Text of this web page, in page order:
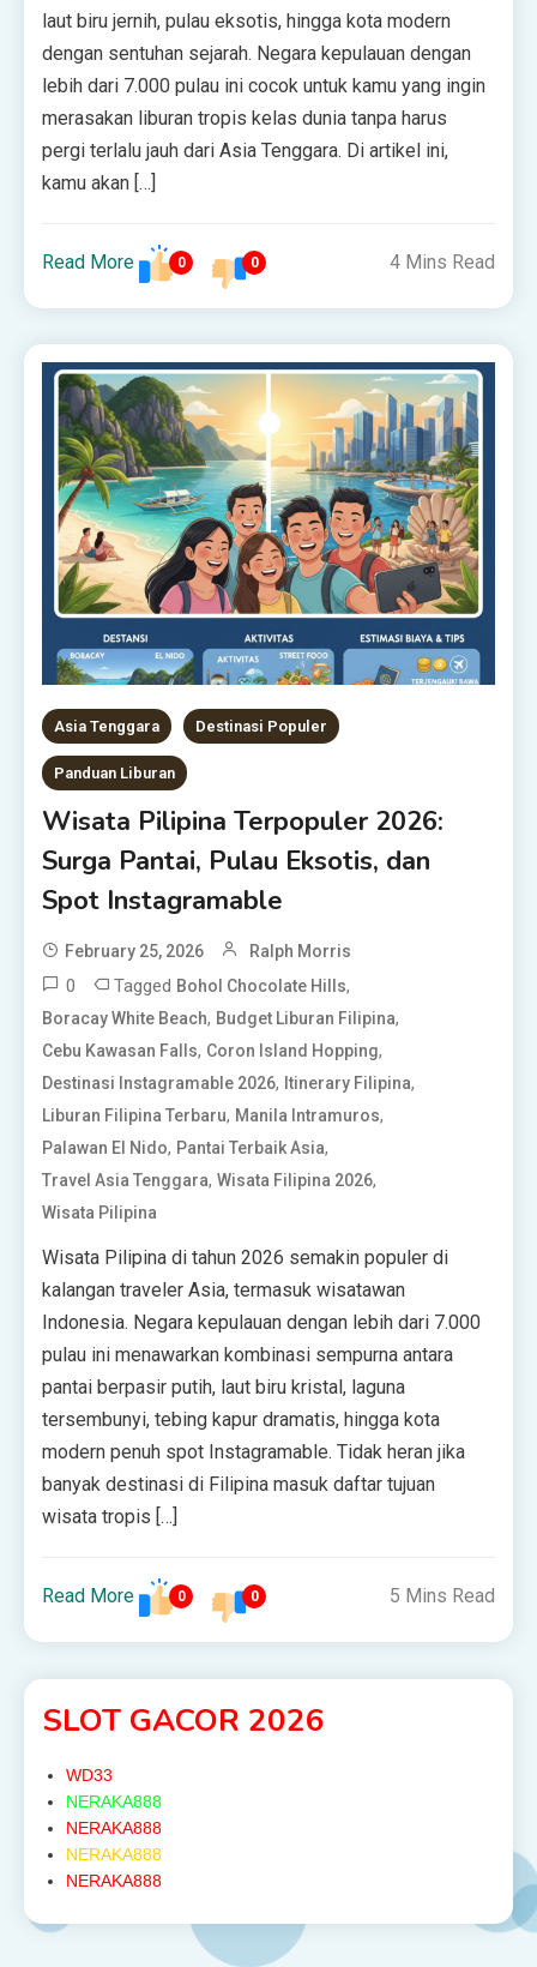
laut biru jernih, pulau eksotis, hingga kota modern
dengan sentuhan sejarah. Negara kepulauan dengan
lebih dari 7.000 pulau ini cocok untuk kamu yang ingin
merasakan liburan tropis kelas dunia tanpa harus
pergi terlalu jauh dari Asia Tenggara. Di artikel ini,
kamu akan […]
Read More 0 0 4 Mins Read
Asia Tenggara Destinasi Populer
Panduan Liburan
Wisata Pilipina Terpopuler 2026:
Surga Pantai, Pulau Eksotis, dan
Spot Instagramable
February 25, 2026 Ralph Morris
0 Tagged Bohol Chocolate Hills,
Boracay White Beach, Budget Liburan Filipina,
Cebu Kawasan Falls, Coron Island Hopping,
Destinasi Instagramable 2026, Itinerary Filipina,
Liburan Filipina Terbaru, Manila Intramuros,
Palawan El Nido, Pantai Terbaik Asia,
Travel Asia Tenggara,Wisata Filipina 2026,
Wisata Pilipina
Wisata Pilipina di tahun 2026 semakin populer di
kalangan traveler Asia, termasuk wisatawan
Indonesia. Negara kepulauan dengan lebih dari 7.000
pulau ini menawarkan kombinasi sempurna antara
pantai berpasir putih, laut biru kristal, laguna
tersembunyi, tebing kapur dramatis, hingga kota
modern penuh spot Instagramable. Tidak heran jika
banyak destinasi di Filipina masuk daftar tujuan
wisata tropis […]
Read More 0 0 5 Mins Read
SLOT GACOR 2026
WD33
NERAKA888
NERAKA888
NERAKA888
NERAKA888